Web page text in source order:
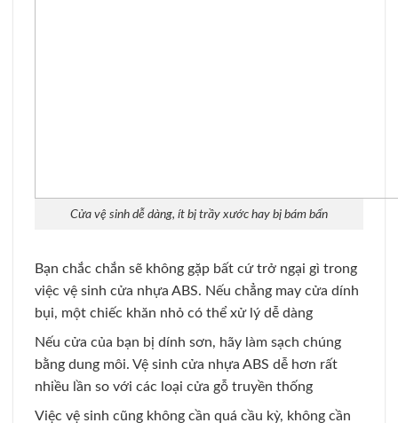
Cửa vệ sinh dễ dàng, ít bị trầy xước hay bị bám bẩn
Bạn chắc chắn sẽ không gặp bất cứ trở ngại gì trong
việc vệ sinh cửa nhựa ABS. Nếu chẳng may cửa dính
bụi, một chiếc khăn nhỏ có thể xử lý dễ dàng
Nếu cửa của bạn bị dính sơn, hãy làm sạch chúng
bằng dung môi. Vệ sinh cửa nhựa ABS dễ hơn rất
nhiều lần so với các loại cửa gỗ truyền thống
Việc vệ sinh cũng không cần quá cầu kỳ, không cần